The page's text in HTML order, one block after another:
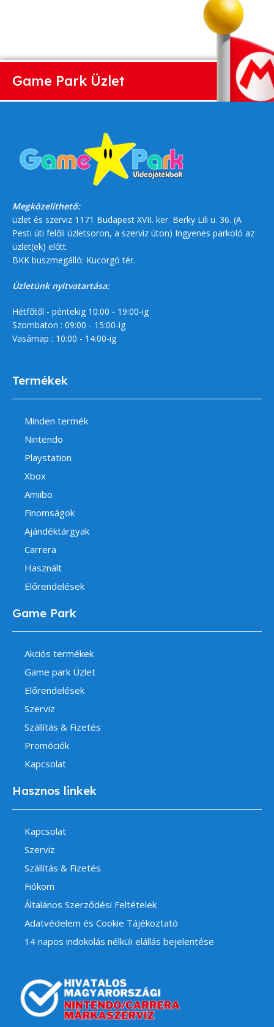
Game Park Üzlet
Megközelíthető:
üzlet és szerviz 1171 Budapest XVII. ker. Berky Lili u. 36. (A
Pesti úti felőli üzletsoron, a szerviz úton) Ingyenes parkoló az
üzlet(ek) előtt.
BKK buszmegálló: Kucorgó tér.
Üzletünk nyitvatartása:
Hétfőtől - péntekig 10:00 - 19:00-ig
Szombaton : 09:00 - 15:00-ig
Vasárnap : 10:00 - 14:00-ig
Termékek
Minden termék
Nintendo
Playstation
Xbox
Amiibo
Finomságok
Ajándéktárgyak
Carrera
Használt
Előrendelések
Game Park
Akciós termékek
Game park Üzlet
Előrendelések
Szerviz
Szállítás & Fizetés
Promóciók
Kapcsolat
Hasznos linkek
Kapcsolat
Szerviz
Szállítás & Fizetés
Fiókom
Általános Szerződési Feltételek
Adatvédelem és Cookie Tájékoztató
14 napos indokolás nélküli elállás bejelentése